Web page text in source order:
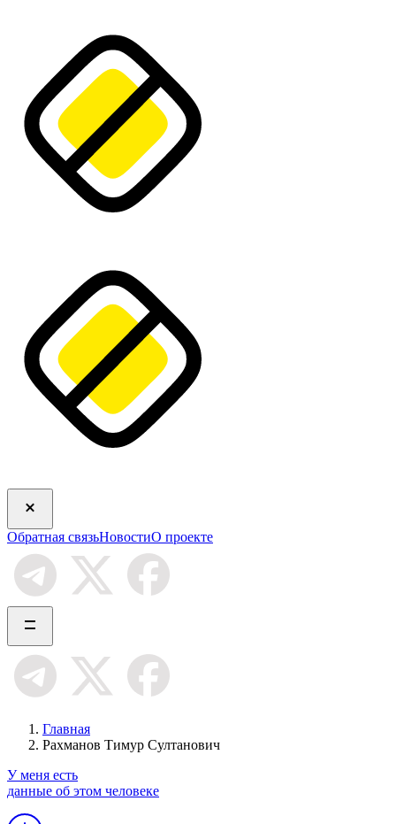
Обратная связьНовостиО проекте
Главная
Рахманов Тимур Султанович
У меня есть
данные об этом человеке